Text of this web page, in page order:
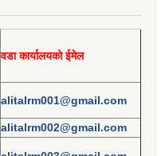
वडा कार्यालयको ईमेल
alitalrm001@gmail.com
alitalrm002@gmail.com